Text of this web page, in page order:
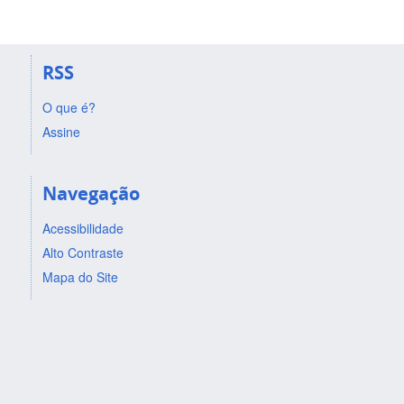
RSS
O que é?
Assine
Navegação
Acessibilidade
Alto Contraste
Mapa do Site